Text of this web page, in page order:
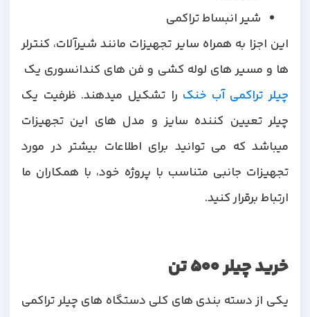
شیر انبساط تراکمی
این اجزا به همراه سایر تجهیزات مانند شیرآلات، کنترلر
ها و مسیر های لوله کشی و فن های کندانسوری یک
چیلر تراکمی آب خنک را تشکیل میدهند. ظرفیت یک
چیلر تعیین کننده سایز و مدل های این تجهیزات
میباشد که می توانید برای اطلاعات بیشتر در مورد
تجهیزات جانبی متناسب با پروژه خود، با همکاران ما
ارتباط برقرار کنید.
خرید چیلر 500 تن
یکی از دسته بندی های کلی دستگاه های چیلر تراکمی